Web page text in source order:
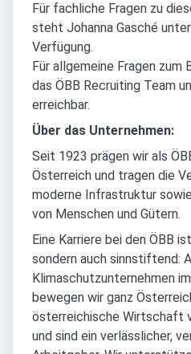
Für fachliche Fragen zu
steht Johanna Gasché unter
Verfügung.
Für allgemeine Fragen
das ÖBB Recruiting Team
erreichbar.
Über das Unternehmen:
Seit 1923 prägen wir als
Österreich und tragen die
moderne Infrastruktur
von Menschen und Gütern.
Eine Karriere bei den ÖBB
sondern auch sinnstiftend:
Klimaschutzunternehmen
bewegen wir ganz
österreichische Wirtschaft
und sind ein verlässlicher,